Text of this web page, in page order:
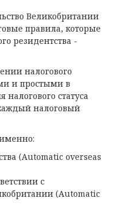
Великобритании
правила, которые
резидентства -
налогового
и простыми в
статуса
налоговый
(Automatic overseas
с
(Automatic